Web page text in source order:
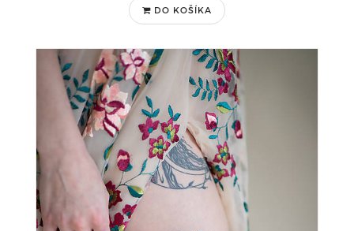
DO KOŠÍKA